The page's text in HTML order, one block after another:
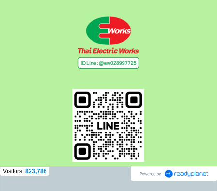
Visitors: 823,786